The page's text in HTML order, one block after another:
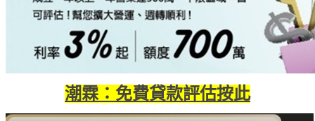
潮霖：免費貸款評估按此